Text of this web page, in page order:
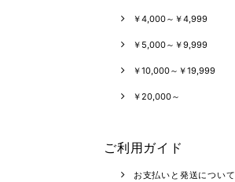
￥4,000～￥4,999
￥5,000～￥9,999
￥10,000～￥19,999
￥20,000～
ご利用ガイド
お支払いと発送について